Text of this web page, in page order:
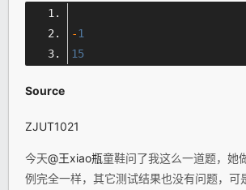
-1
15
Source
ZJUT1021
今天@王xiao瓶童鞋问了我这么一道题，她
例完全一样，其它测试结果也没有问题，可